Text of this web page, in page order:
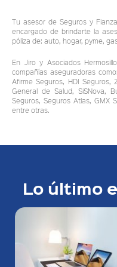
Tu asesor de Seguros y
encargado de brindarte la
póliza de: auto, hogar, pyme,
En Jiro y Asociados
compañías aseguradoras
Afirme Seguros, HDI Seguros,
General de Salud, SiSNova,
Seguros, Seguros Atlas, GMX
entre otras.
Lo último